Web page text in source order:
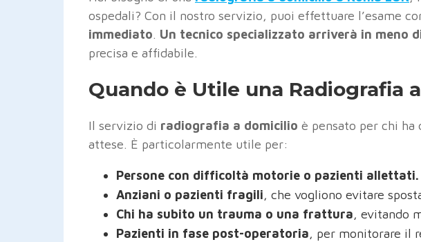
ospedali? Con il nostro servizio, puoi effettuare l’esame
immediato. Un tecnico specializzato arriverà in meno
precisa e affidabile.
Quando è Utile una Radiografia
Il servizio di radiografia a domicilio è pensato per chi ha
attese. È particolarmente utile per:
Persone con difficoltà motorie o pazienti allettati.
Anziani o pazienti fragili, che vogliono evitare
Chi ha subito un trauma o una frattura, evitando
Pazienti in fase post-operatoria, per monitorare il